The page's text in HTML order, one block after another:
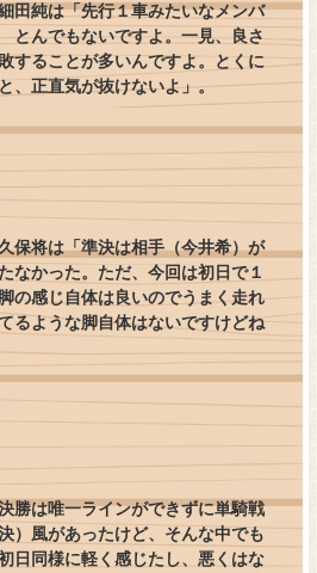
純は「先行１車みたいなメンバ
とんでもないですよ。一見、良さ
することが多いんですよ。とくに
、正直気が抜けないよ」。
将は「準決は相手（今井希）が
なかった。ただ、今回は初日で１
の感じ自体は良いのでうまく走れ
るような脚自体はないですけどね
は唯一ラインができずに単騎戦
）風があったけど、そんな中でも
日同様に軽く感じたし、悪くはな